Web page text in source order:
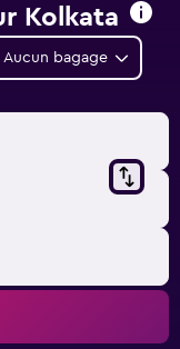
Kolkata
bagage